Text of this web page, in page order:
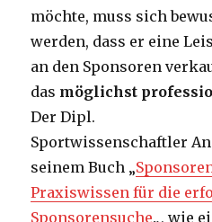
möchte, muss sich
werden, dass er eine
an den Sponsoren
das möglichst
Der Dipl.
Sportwissenschaftler
seinem Buch „
Praxiswissen für die
Sponsorensuche„, wie